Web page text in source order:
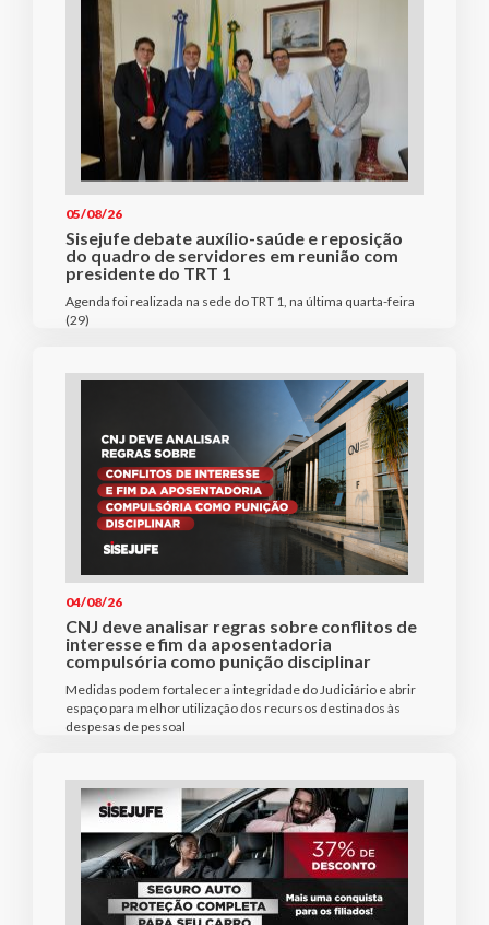
05/08/26
Sisejufe debate auxílio-saúde e reposição
do quadro de servidores em reunião com
presidente do TRT 1
Agenda foi realizada na sede do TRT 1, na última quarta-feira
(29)
04/08/26
CNJ deve analisar regras sobre conflitos de
interesse e fim da aposentadoria
compulsória como punição disciplinar
Medidas podem fortalecer a integridade do Judiciário e abrir
espaço para melhor utilização dos recursos destinados às
despesas de pessoal